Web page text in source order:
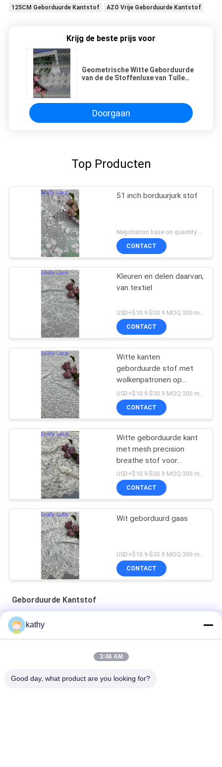
125CM Geborduurde Kantstof
AZO Vrije Geborduurde Kantstof
Krijg de beste prijs voor
Geometrische Witte Geborduurde
van de de Stoffenluxe van Tulle
Doorgaan
Top Producten
51 inch borduurjurk stof
Negotiation base on quantity MOQ:15y
CONTACT
Kleuren en delen daarvan,
van textiel
CONTACT
Witte kanten
geborduurde stof met
wolkenpatronen op
gaasgrond voor
trouwjurken
CONTACT
Witte geborduurde kant
met mesh precision
breathe stof voor
formele kleding
USD+$10.9-$30.9 MOQ:300 meter.
CONTACT
Wit geborduurd gaas
USD+$10.9-$30.9 MOQ:300 meter.
CONTACT
Geborduurde Kantstof
Kanten Stof Wit Geborduurd Kanten Stof Aangepast Ontwerp
Luxe Geborduurde Kanten Stof Goede Kwaliteit Bloemen
kathy
3:46 AM
Good day, what product are you looking for?